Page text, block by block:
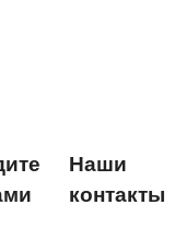
Наши
контакты